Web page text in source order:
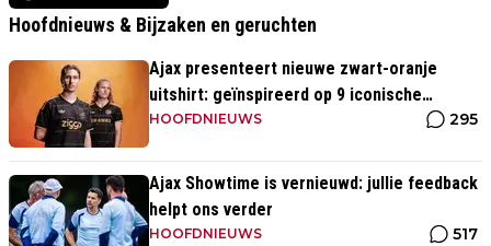
Hoofdnieuws & Bijzaken en geruchten
Ajax presenteert nieuwe zwart-oranje
uitshirt: geïnspireerd op 9 iconische
momenten uit clubhistorie
HOOFDNIEUWS 295
Ajax Showtime is vernieuwd: jullie feedback
helpt ons verder
HOOFDNIEUWS 517